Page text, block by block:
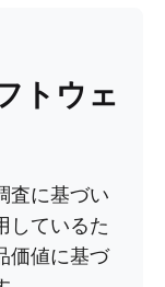
トウェ
査に基づい
しているた
価値に基づ